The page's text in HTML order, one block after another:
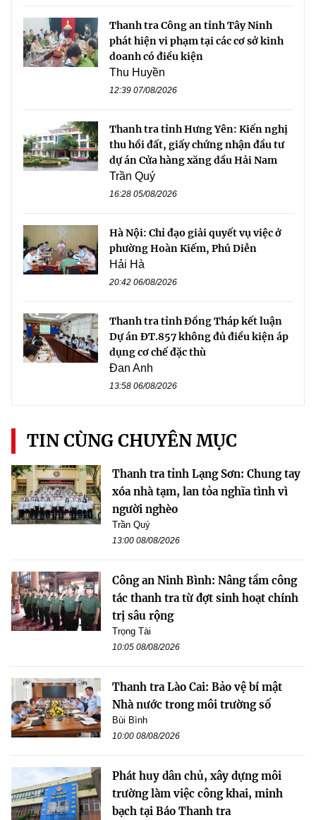
Thanh tra Công an tỉnh Tây Ninh
phát hiện vi phạm tại các cơ sở kinh
doanh có điều kiện
Thu Huyền
12:39 07/08/2026
Thanh tra tỉnh Hưng Yên: Kiến nghị
thu hồi đất, giấy chứng nhận đầu tư
dự án Cửa hàng xăng dầu Hải Nam
Trần Quý
16:28 05/08/2026
Hà Nội: Chỉ đạo giải quyết vụ việc ở
phường Hoàn Kiếm, Phú Diễn
Hải Hà
20:42 06/08/2026
Thanh tra tỉnh Đồng Tháp kết luận
Dự án ĐT.857 không đủ điều kiện áp
dụng cơ chế đặc thù
Đan Anh
13:58 06/08/2026
TIN CÙNG CHUYÊN MỤC
Thanh tra tỉnh Lạng Sơn: Chung tay
xóa nhà tạm, lan tỏa nghĩa tình vì
người nghèo
Trần Quý
13:00 08/08/2026
Công an Ninh Bình: Nâng tầm công
tác thanh tra từ đợt sinh hoạt chính
trị sâu rộng
Trọng Tài
10:05 08/08/2026
Thanh tra Lào Cai: Bảo vệ bí mật
Nhà nước trong môi trường số
Bùi Bình
10:00 08/08/2026
Phát huy dân chủ, xây dựng môi
trường làm việc công khai, minh
bạch tại Báo Thanh tra